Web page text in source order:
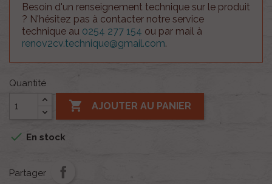
Besoin d'un renseignement technique sur le produit
? N'hésitez pas à contacter notre service
technique au 0254 277 154 ou par mail à
renov2cv.technique@gmail.com.
Quantité
 AJOUTER AU PANIER
 En stock
Partager